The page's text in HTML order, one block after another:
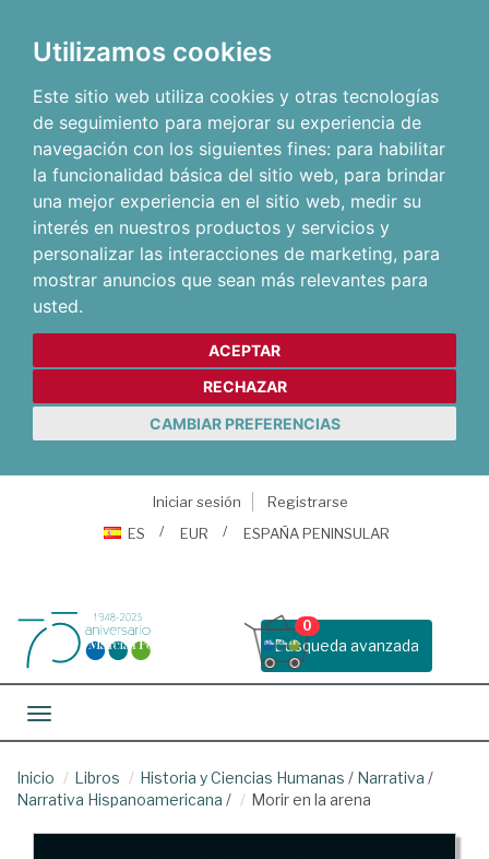
Utilizamos cookies
Este sitio web utiliza cookies y otras tecnologías
de seguimiento para mejorar su experiencia de
navegación con los siguientes fines: para habilitar
la funcionalidad básica del sitio web, para brindar
una mejor experiencia en el sitio web, medir su
interés en nuestros productos y servicios y
personalizar las interacciones de marketing, para
mostrar anuncios que sean más relevantes para
usted.
ACEPTAR
RECHAZAR
CAMBIAR PREFERENCIAS
Iniciar sesión
Registrarse
ES
EUR ESPAÑA PENINSULAR
Busqueda avanzada
0
Toggle navigation
Inicio Libros Historia y Ciencias Humanas / Narrativa /
Narrativa Hispanoamericana / Morir en la arena